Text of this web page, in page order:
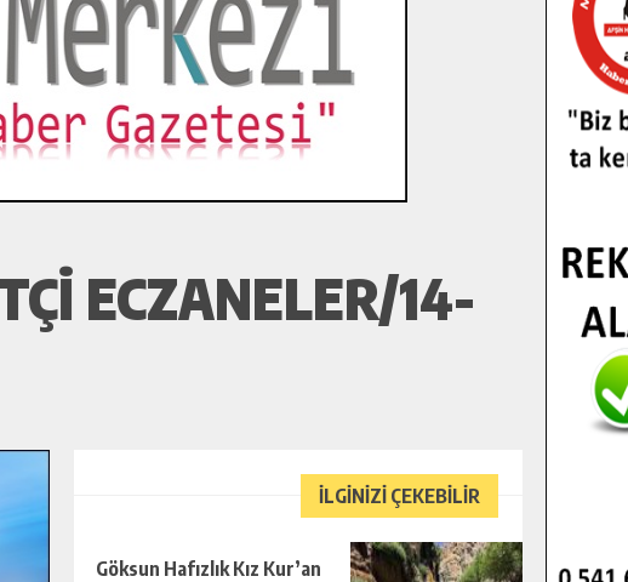
ECZANELER/14-
İLGİNİZİ ÇEKEBİLİR
Göksun Hafızlık Kız Kur’an